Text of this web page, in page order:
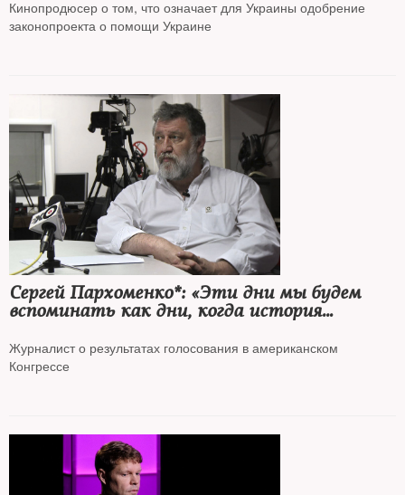
Кинопродюсер о том, что означает для Украины одобрение
законопроекта о помощи Украине
Сергей Пархоменко*: «Эти дни мы будем
вспоминать как дни, когда история
и к наказанию агрессора»
Журналист о результатах голосования в американском
Конгрессе